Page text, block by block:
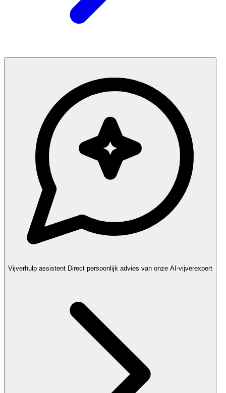
Vijverhulp assistent Direct persoonlijk advies van onze AI-vijverexpert